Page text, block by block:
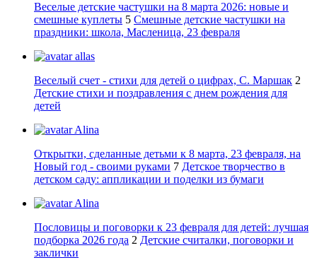
Веселые детские частушки на 8 марта 2026: новые и
смешные куплеты 5 Смешные детские частушки на
праздники: школа, Масленица, 23 февраля
allas
Веселый счет - стихи для детей о цифрах, С. Маршак 2
Детские стихи и поздравления с днем рождения для
детей
Alina
Открытки, сделанные детьми к 8 марта, 23 февраля, на
Новый год - своими руками 7 Детское творчество в
детском саду: аппликации и поделки из бумаги
Alina
Пословицы и поговорки к 23 февраля для детей: лучшая
подборка 2026 года 2 Детские считалки, поговорки и
заклички